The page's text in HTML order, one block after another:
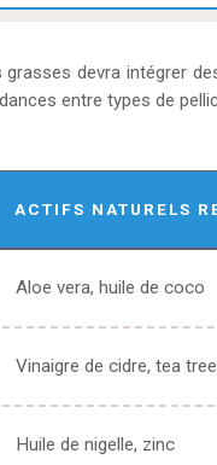
devra intégrer
entre types de
ACTIFS NATURELS
Aloe vera, huile de coco
Vinaigre de cidre, tea tree
Huile de nigelle, zinc